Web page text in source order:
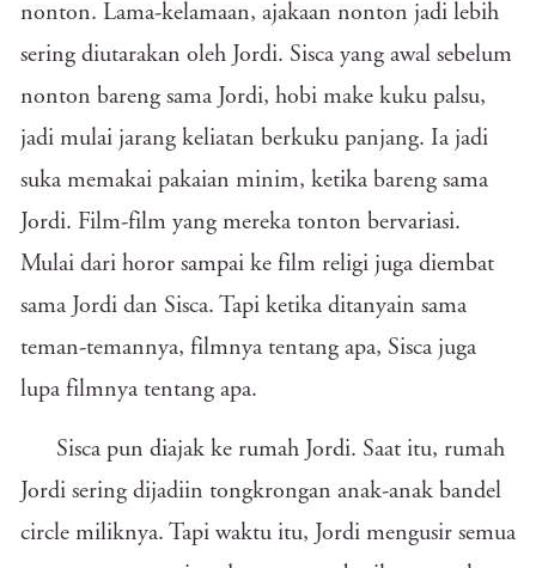
nonton. Lama-kelamaan, ajakaan nonton jadi lebih
sering diutarakan oleh Jordi. Sisca yang awal sebelum
nonton bareng sama Jordi, hobi make kuku palsu,
jadi mulai jarang keliatan berkuku panjang. Ia jadi
suka memakai pakaian minim, ketika bareng sama
Jordi. Film-film yang mereka tonton bervariasi.
Mulai dari horor sampai ke film religi juga diembat
sama Jordi dan Sisca. Tapi ketika ditanyain sama
teman-temannya, filmnya tentang apa, Sisca juga
lupa filmnya tentang apa.
Sisca pun diajak ke rumah Jordi. Saat itu, rumah
Jordi sering dijadiin tongkrongan anak-anak bandel
circle miliknya. Tapi waktu itu, Jordi mengusir semua